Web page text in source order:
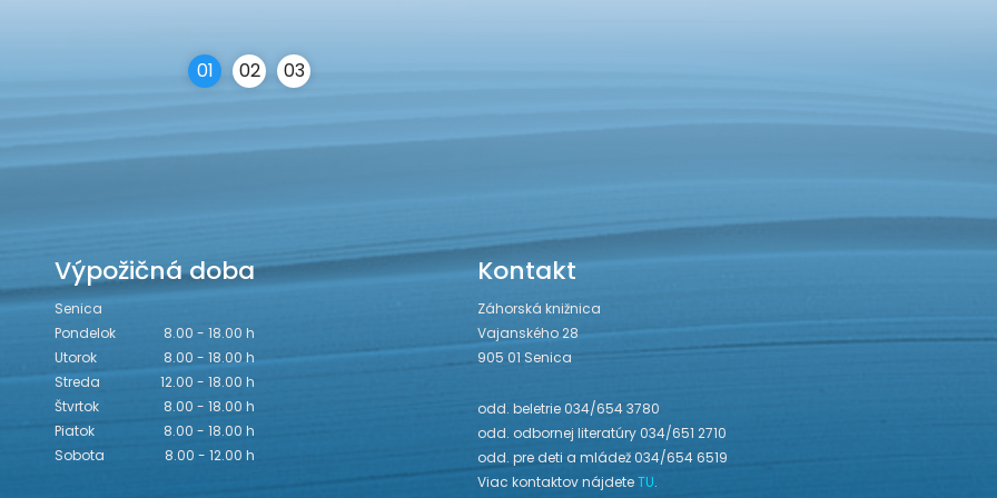
01 02 03
Výpožičná doba
Senica
Pondelok
8.00 - 18.00 h
Utorok
8.00 - 18.00 h
Streda
12.00 - 18.00 h
Štvrtok
8.00 - 18.00 h
Piatok
8.00 - 18.00 h
Sobota
8.00 - 12.00 h
Kontakt
Záhorská knižnica
Vajanského 28
905 01 Senica
odd. beletrie 034/654 3780
odd. odbornej literatúry 034/651 2710
odd. pre deti a mládež 034/654 6519
Viac kontaktov nájdeteTU.